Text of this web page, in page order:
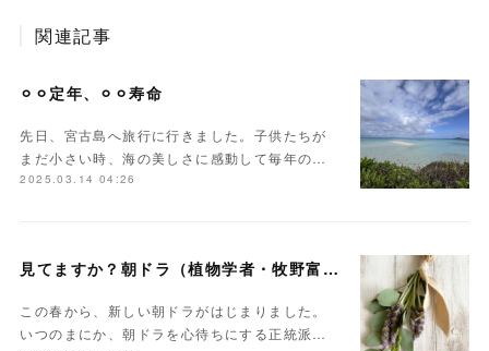
関連記事
⚪︎⚪︎定年、⚪︎⚪︎寿命
先日、宮古島へ旅行に行きました。子供たちが
まだ小さい時、海の美しさに感動して毎年の…
2025.03.14 04:26
見てますか？朝ドラ（植物学者・牧野富太郎）
この春から、新しい朝ドラがはじまりました。
いつのまにか、朝ドラを心待ちにする正統派…